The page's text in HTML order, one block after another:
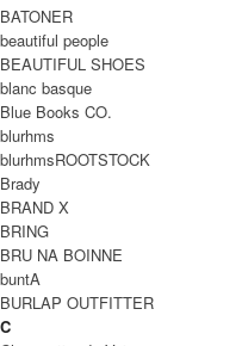
SHOES ALL ITEM
BOOTS
PUMPS
OTHER SHOES
GOODS
GOODS ALL ITEM
/ 帽子・
BAG
ACCESSARY
BATONER
beautiful people
BEAUTIFUL SHOES
blanc basque
Blue Books CO.
blurhms
blurhmsROOTSTOCK
Brady
BRAND X
BRING
BRU NA BOINNE
buntA
BURLAP OUTFITTER
C